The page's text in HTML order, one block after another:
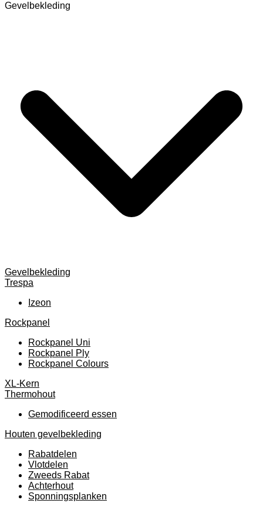
Gevelbekleding
Gevelbekleding
Trespa
Izeon
Rockpanel
Rockpanel Uni
Rockpanel Ply
Rockpanel Colours
XL-Kern
Thermohout
Gemodificeerd essen
Houten gevelbekleding
Rabatdelen
Vlotdelen
Zweeds Rabat
Achterhout
Sponningsplanken